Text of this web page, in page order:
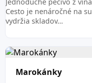
Jednoduché pečivo z
Cesto je nenáročné na
vydržia skladov…
Marokánky